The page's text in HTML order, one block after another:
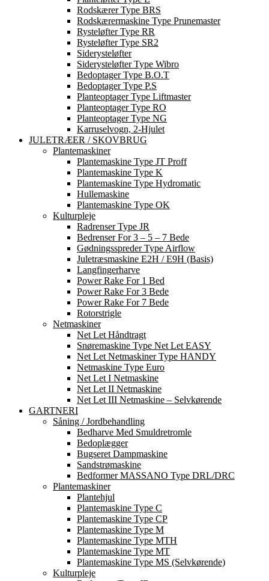
Rodskærer Type BRS
Rodskærermaskine Type Prunemaster
Rysteløfter Type RR
Rysteløfter Type SR2
Siderysteløfter
Siderysteløfter Type Wibro
Bedoptager Type B.O.T
Bedoptager Type P.S
Planteoptager Type Liftmaster
Planteoptager Type RO
Planteoptager Type NG
Karruselvogn, 2-Hjulet
JULETRÆER / SKOVBRUG
Plantemaskiner
Plantemaskine Type JT Proff
Plantemaskine Type K
Plantemaskine Type Hydromatic
Hullemaskine
Plantemaskine Type OK
Kulturpleje
Radrenser Type JR
Bedrenser For 3 – 5 – 7 Bede
Gødningsspreder Type Airflow
Juletræsmaskine E2H / E9H (basis)
Langfingerharve
Power Rake For 1 Bed
Power Rake For 3 Bede
Power Rake For 7 Bede
Rotorstrigle
Netmaskiner
Net Let Håndtragt
Snøremaskine Type Net Let EASY
Net Let Netmaskiner Type HANDY
Netmaskine Type Euro
Net Let I Netmaskine
Net Let II Netmaskine
Net Let III Netmaskine – Selvkørende
GARTNERI
Såning / Jordbehandling
Bedharve Med Smuldretromle
Bedoplægger
Bugseret Dampmaskine
Sandstrømaskine
Bedformer MASSANO Type DRL/DRC
Plantemaskiner
Plantehjul
Plantemaskine Type C
Plantemaskine Type CP
Plantemaskine Type M
Plantemaskine Type MTH
Plantemaskine Type MT
Plantemaskine Type MS (Selvkørende)
Kulturpleje